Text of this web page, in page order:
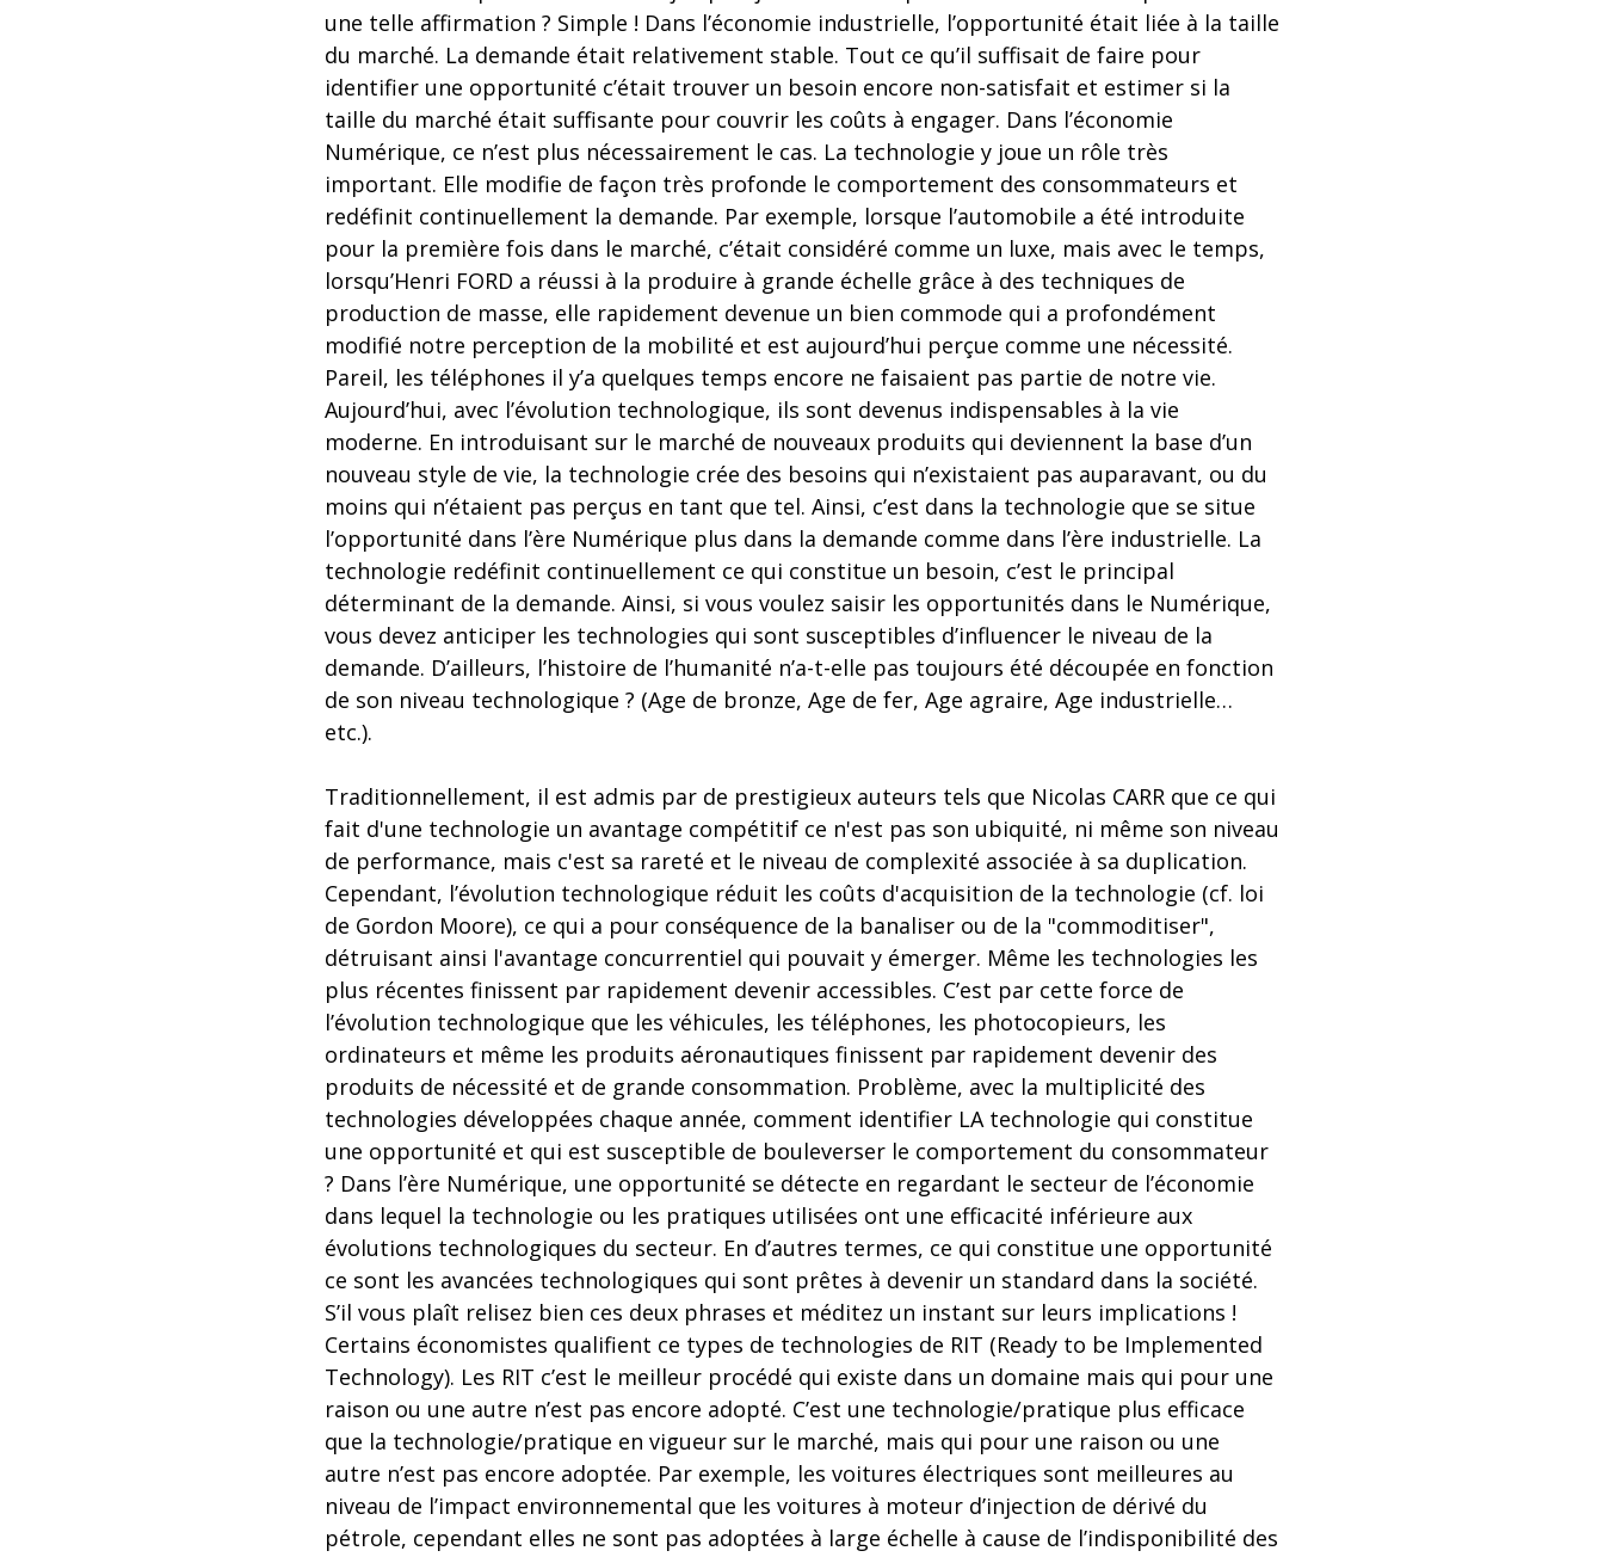
une telle affirmation ? Simple ! Dans l’économie industrielle, l’opportunité était liée à la taille
du marché. La demande était relativement stable. Tout ce qu’il suffisait de faire pour
identifier une opportunité c’était trouver un besoin encore non-satisfait et estimer si la
taille du marché était suffisante pour couvrir les coûts à engager. Dans l’économie
Numérique, ce n’est plus nécessairement le cas. La technologie y joue un rôle très
important. Elle modifie de façon très profonde le comportement des consommateurs et
redéfinit continuellement la demande. Par exemple, lorsque l’automobile a été introduite
pour la première fois dans le marché, c’était considéré comme un luxe, mais avec le temps,
lorsqu’Henri FORD a réussi à la produire à grande échelle grâce à des techniques de
production de masse, elle rapidement devenue un bien commode qui a profondément
modifié notre perception de la mobilité et est aujourd’hui perçue comme une nécessité.
Pareil, les téléphones il y’a quelques temps encore ne faisaient pas partie de notre vie.
Aujourd’hui, avec l’évolution technologique, ils sont devenus indispensables à la vie
moderne. En introduisant sur le marché de nouveaux produits qui deviennent la base d’un
nouveau style de vie, la technologie crée des besoins qui n’existaient pas auparavant, ou du
moins qui n’étaient pas perçus en tant que tel. Ainsi, c’est dans la technologie que se situe
l’opportunité dans l’ère Numérique plus dans la demande comme dans l’ère industrielle. La
technologie redéfinit continuellement ce qui constitue un besoin, c’est le principal
déterminant de la demande. Ainsi, si vous voulez saisir les opportunités dans le Numérique,
vous devez anticiper les technologies qui sont susceptibles d’influencer le niveau de la
demande. D’ailleurs, l’histoire de l’humanité n’a-t-elle pas toujours été découpée en fonction
de son niveau technologique ? (Age de bronze, Age de fer, Age agraire, Age industrielle…
etc.).
Traditionnellement, il est admis par de prestigieux auteurs tels que Nicolas CARR que ce qui
fait d'une technologie un avantage compétitif ce n'est pas son ubiquité, ni même son niveau
de performance, mais c'est sa rareté et le niveau de complexité associée à sa duplication.
Cependant, l’évolution technologique réduit les coûts d'acquisition de la technologie (cf. loi
de Gordon Moore), ce qui a pour conséquence de la banaliser ou de la "commoditiser",
détruisant ainsi l'avantage concurrentiel qui pouvait y émerger. Même les technologies les
plus récentes finissent par rapidement devenir accessibles. C’est par cette force de
l’évolution technologique que les véhicules, les téléphones, les photocopieurs, les
ordinateurs et même les produits aéronautiques finissent par rapidement devenir des
produits de nécessité et de grande consommation. Problème, avec la multiplicité des
technologies développées chaque année, comment identifier LA technologie qui constitue
une opportunité et qui est susceptible de bouleverser le comportement du consommateur
? Dans l’ère Numérique, une opportunité se détecte en regardant le secteur de l’économie
dans lequel la technologie ou les pratiques utilisées ont une efficacité inférieure aux
évolutions technologiques du secteur. En d’autres termes, ce qui constitue une opportunité
ce sont les avancées technologiques qui sont prêtes à devenir un standard dans la société.
S’il vous plaît relisez bien ces deux phrases et méditez un instant sur leurs implications !
Certains économistes qualifient ce types de technologies de RIT (Ready to be Implemented
Technology). Les RIT c’est le meilleur procédé qui existe dans un domaine mais qui pour une
raison ou une autre n’est pas encore adopté. C’est une technologie/pratique plus efficace
que la technologie/pratique en vigueur sur le marché, mais qui pour une raison ou une
autre n’est pas encore adoptée. Par exemple, les voitures électriques sont meilleures au
niveau de l’impact environnemental que les voitures à moteur d’injection de dérivé du
pétrole, cependant elles ne sont pas adoptées à large échelle à cause de l’indisponibilité des